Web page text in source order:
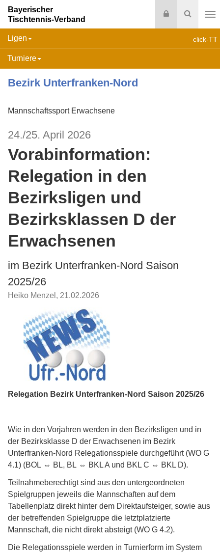
Suche
Login
Bayerischer
Tischtennis-Verband
click-TT
Ligen
Turniere
Bezirk Unterfranken-Nord
Mannschaftssport Erwachsene
24./25. April 2026
Vorabinformation:
Relegation in den
Bezirksligen und
Bezirksklassen D der
Erwachsenen
im Bezirk Unterfranken-Nord Saison
2025/26
Heiko Menzel , 21.02.2026
Relegation Bezirk Unterfranken-Nord Saison 2025/26
Wie in den Vorjahren werden in den Bezirksligen und in
der Bezirksklasse D der Erwachsenen im Bezirk
Unterfranken-Nord Relegationsspiele durchgeführt (WO G
4.1) (BOL ⇔ BL, BL ⇔ BKL A und BKL C ⇔ BKL D).
Teilnahmeberechtigt sind aus den untergeordneten
Spielgruppen jeweils die Mannschaften auf dem
Tabellenplatz direkt hinter dem Direktaufsteiger, sowie aus
der betreffenden Spielgruppe die letztplatzierte
Mannschaft, die nicht direkt absteigt (WO G 4.2).
Die Relegationsspiele werden in Turnierform im System